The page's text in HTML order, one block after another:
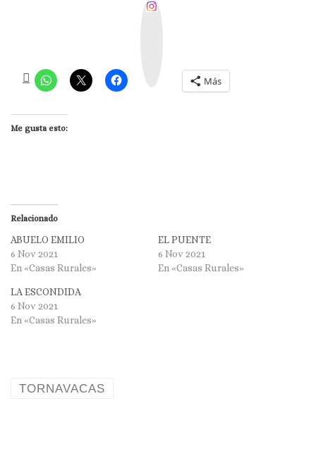
Más
Me gusta esto:
Relacionado
ABUELO EMILIO
6 Nov 2021
En «Casas Rurales»
EL PUENTE
6 Nov 2021
En «Casas Rurales»
LA ESCONDIDA
6 Nov 2021
En «Casas Rurales»
TORNAVACAS